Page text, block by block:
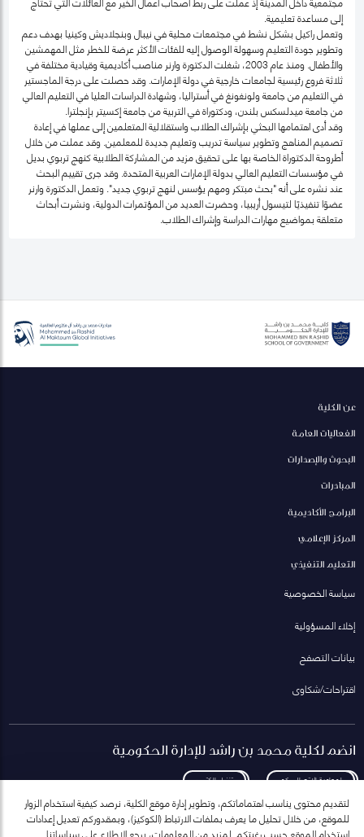
إلى مساعدة تعليمية.
وتعمل راكيل بشكل نشط في مجتمعات محلية في نيبال وبنجلاديش وكينيا بهدف دعم
وتطوير جودة التعليم وسهولة الوصول إليه للفئات الأكثر عرضة للخطر مثل المهمشين
والأطفال. ومنذ عام 2003، شغلت الدكتورة وارنر مناصب أكاديمية وقيادية مختلفة في
ثلاثة فروع رئيسية لجامعات خارجية في دولة الإمارات. وقد حصلت على درجة الماجستير
في التعليم من جامعة ولونغونغ في أستراليا، وشهادة الدراسات العليا في التعليم العالي
من جامعة ميدلسكس بلندن، ودكتوراة في التربية من جامعة إكسيتر بإنجلترا.
وقد أدى اهتمامها البحثي بإشراك الطلاب واستقلالية المتعلمين إلى عملها في إعادة
تصميم المناهج وتطوير سياسة تدريب وتعليم جديدة للمعلمين. وقد عملت من خلال
أطروحة الدكتوراة الخاصة بها على تحقيق مزيد من المشاركة الطلابية كنهج تربوي بديل
في مؤسسات التعليم العالي بدولة الإمارات العربية المتحدة. وقد جرى تقييم البحث
عند نشره على أنه "بحث مبتكر ومهم يؤسس لنهج تربوي جديد". وتعمل الدكتورة وارنر
عضوًا تنفيذيًا لتيسول أريبيا، وحضرت العديد من المؤتمرات الدولية، ونشرت أبحاث
متعلقة بمواضيع مهارات الدراسة وإشراك الطلاب.
عن الكلية
الفعاليات العامة
البحوث والإصدارات
المبادرات
البرامج الأكاديمية
المركز الإعلامي
التعليم التنفيذي
سياسة الخصوصية
إخلاء المسؤولية
بيانات التصفح
اقتراحات/شكاوى
انضم لكلية محمد بن راشد للإدارة الحكومية
لمعاودة الاتصال بكم تنزيل الكتيب
لتقديم محتوى يناسب اهتماماتكم، وتطوير إدارة موقع الكلية، نرصد كيفية استخدام الزوار
للموقع، من خلال تحليل ما يعرف بملفات الارتباط (الكوكيز)، وبمقدوركم تعديل إعدادات